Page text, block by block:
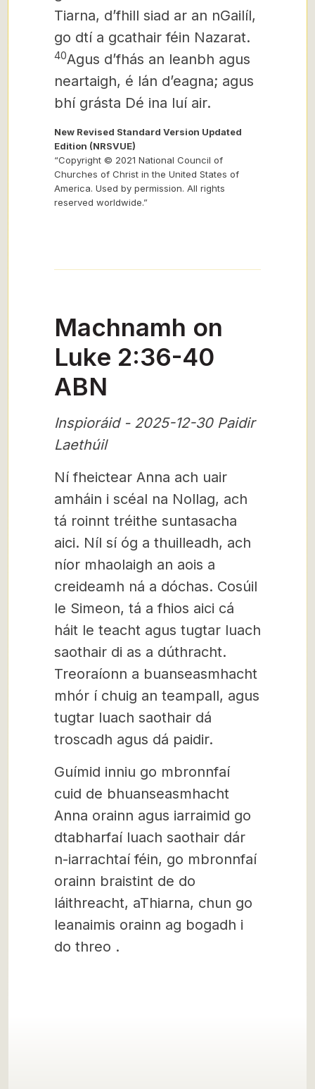
Tiarna, dʼfhill siad ar an nGailíl,
go dtí a gcathair féin Nazarat.
40Agus dʼfhás an leanbh agus
neartaigh, é lán dʼeagna; agus
bhí grásta Dé ina luí air.
New Revised Standard Version Updated
Edition (NRSVUE)
“Copyright © 2021 National Council of
Churches of Christ in the United States of
America. Used by permission. All rights
reserved worldwide.”
Machnamh on
Luke 2:36-40
ABN
Inspioráid - 2025-12-30 Paidir
Laethúil
Ní fheictear Anna ach uair
amháin i scéal na Nollag, ach
tá roinnt tréithe suntasacha
aici. Níl sí óg a thuilleadh, ach
níor mhaolaigh an aois a
creideamh ná a dóchas. Cosúil
le Simeon, tá a fhios aici cá
háit le teacht agus tugtar luach
saothair di as a dúthracht.
Treoraíonn a buanseasmhacht
mhór í chuig an teampall, agus
tugtar luach saothair dá
troscadh agus dá paidir.
Guímid inniu go mbronnfaí
cuid de bhuanseasmhacht
Anna orainn agus iarraimid go
dtabharfaí luach saothair dár
n-iarrachtaí féin, go mbronnfaí
orainn braistint de do
láithreacht, aThiarna, chun go
leanaimis orainn ag bogadh i
do threo .